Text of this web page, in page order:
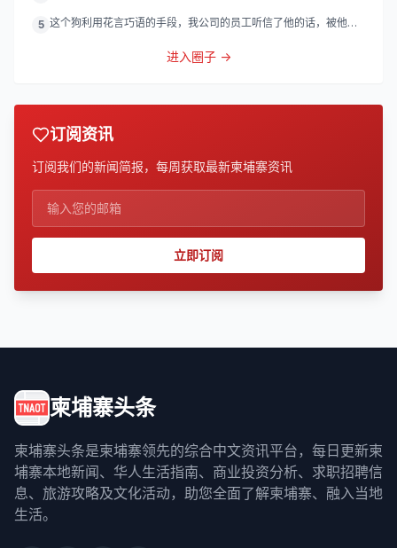
5 这个狗利用花言巧语的手段，我公司的员工听信了他的话，被他带
进入圈子 →
订阅资讯
订阅我们的新闻简报，每周获取最新柬埔寨资讯
立即订阅
柬埔寨头条
柬埔寨头条是柬埔寨领先的综合中文资讯平台，每日更新柬
埔寨本地新闻、华人生活指南、商业投资分析、求职招聘信
息、旅游攻略及文化活动，助您全面了解柬埔寨、融入当地
生活。